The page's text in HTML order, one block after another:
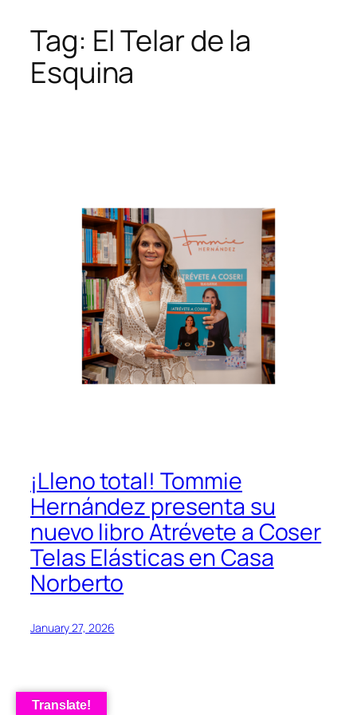
Skip
content
Tag: El Telar de la
Esquina
¡Lleno total! Tommie
Hernández presenta su
nuevo libro Atrévete a Coser
Telas Elásticas en Casa
Norberto
January 27, 2026
Translate!